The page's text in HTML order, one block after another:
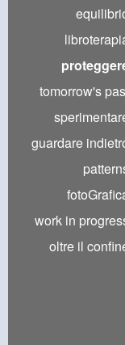
tomorrow's
guardare
work in
oltre il